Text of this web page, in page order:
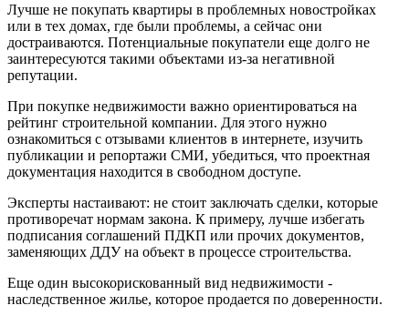
Лучше не покупать квартиры в проблемных новостройках
или в тех домах, где были проблемы, а сейчас они
достраиваются. Потенциальные покупатели еще долго не
заинтересуются такими объектами из-за негативной
репутации.
При покупке недвижимости важно ориентироваться на
рейтинг строительной компании. Для этого нужно
ознакомиться с отзывами клиентов в интернете, изучить
публикации и репортажи СМИ, убедиться, что проектная
документация находится в свободном доступе.
Эксперты настаивают: не стоит заключать сделки, которые
противоречат нормам закона. К примеру, лучше избегать
подписания соглашений ПДКП или прочих документов,
заменяющих ДДУ на объект в процессе строительства.
Еще один высокорискованный вид недвижимости -
наследственное жилье, которое продается по доверенности.